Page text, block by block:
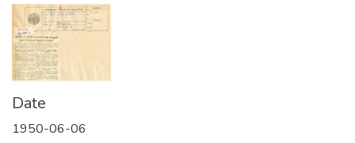
Date
1950-06-06